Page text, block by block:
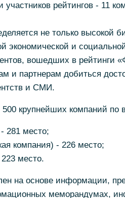
рейтингов - 11
не только высокой
экономической и
вошедших в рейтинги
и партнерам добиться
и СМИ.
крупнейших компаний по
281 место;
компания) - 226 место;
место.
на основе информации,
меморандумах,